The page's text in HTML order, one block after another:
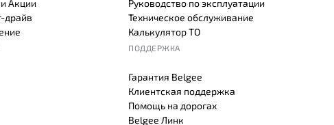
Акции
драйв
Руководство по эксплуатации
Техническое обслуживание
Калькулятор ТО
ПОДДЕРЖКА
Гарантия Belgee
Клиентская поддержка
Помощь на дорогах
Belgee Линк